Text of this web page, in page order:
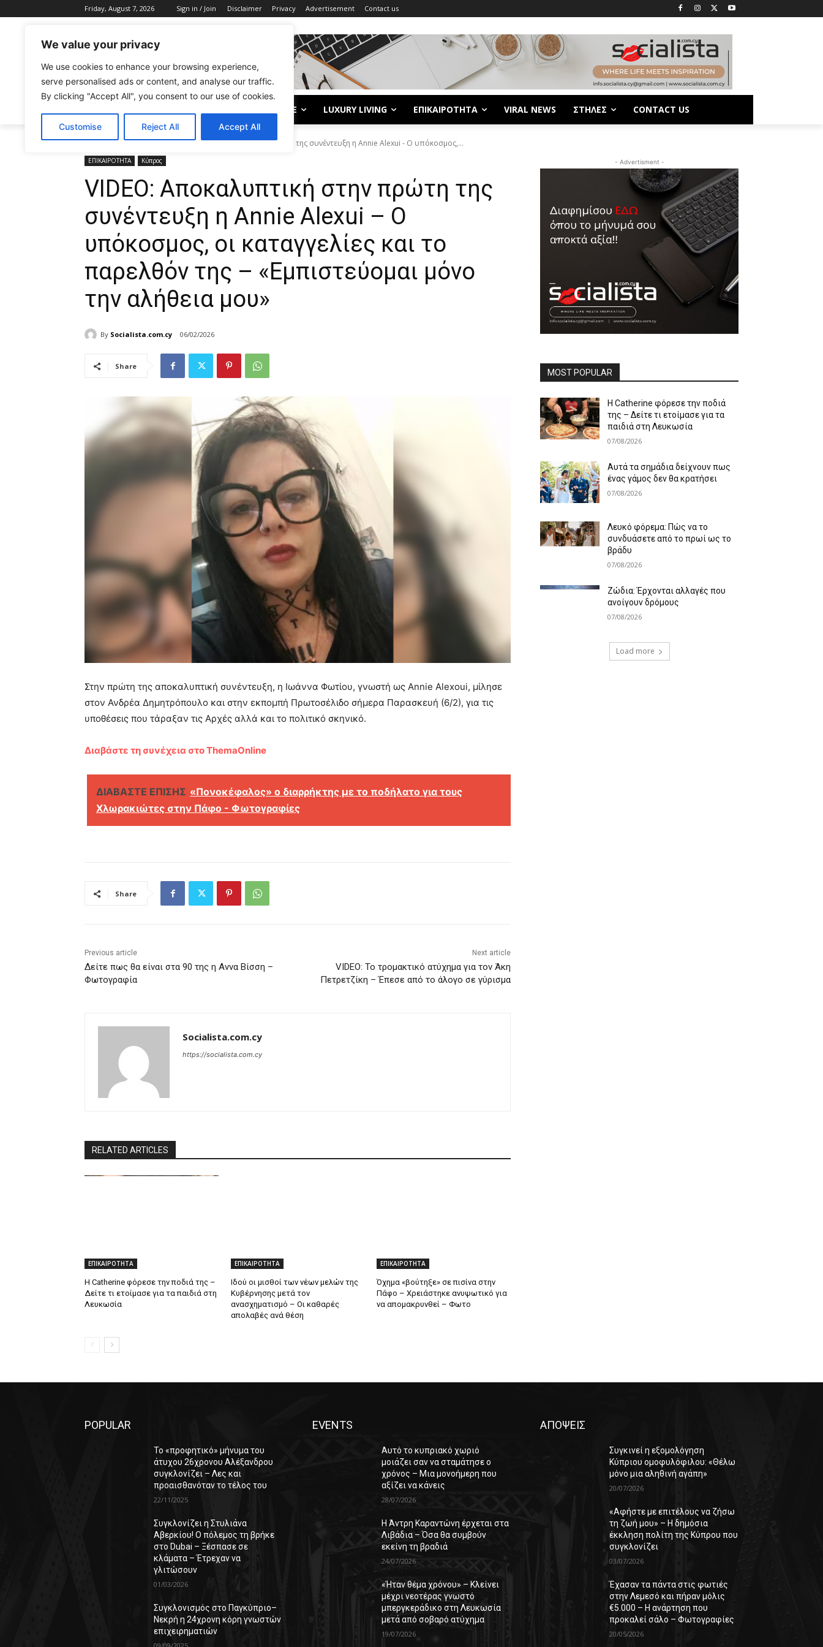
We value your privacy
We use cookies to enhance your browsing experience,
serve personalised ads or content, and analyse our traffic.
By clicking "Accept All", you consent to our use of cookies.
Customise Reject All Accept All
Friday, August 7, 2026 Sign in / Join Disclaimer Privacy Advertisement Contact us
LIFE LUXURY LIVING ΕΠΙΚΑΙΡΟΤΗΤΑ VIRAL NEWS ΣΤΗΛΕΣ CONTACT US
Home ΕΠΙΚΑΙΡΟΤΗΤΑ VIDEO: Αποκαλυπτική στην πρώτη της συνέντευξη η Annie Alexui - O υπόκοσμος,...
ΕΠΙΚΑΙΡΟΤΗΤΑ Κύπρος
VIDEO: Αποκαλυπτική στην πρώτη της
συνέντευξη η Annie Alexui – O
υπόκοσμος, οι καταγγελίες και το
παρελθόν της – «Εμπιστεύομαι μόνο
την αλήθεια μου»
By Socialista.com.cy 06/02/2026
Share
Στην πρώτη της αποκαλυπτική συνέντευξη, η Ιωάννα Φωτίου, γνωστή ως Annie Alexoui, μίλησε
στον Ανδρέα Δημητρόπουλο και στην εκπομπή Πρωτοσέλιδο σήμερα Παρασκευή (6/2), για τις
υποθέσεις που τάραξαν τις Αρχές αλλά και το πολιτικό σκηνικό.
Διαβάστε τη συνέχεια στο ThemaOnline
ΔΙΑΒΑΣΤΕ ΕΠΙΣΗΣ «Πονοκέφαλος» ο διαρρήκτης με το ποδήλατο για τους
Χλωρακιώτες στην Πάφο - Φωτογραφίες
Share
Previous article
Δείτε πως θα είναι στα 90 της η Αννα Βίσση –
Φωτογραφία
Next article
VIDEO: Το τρομακτικό ατύχημα για τον Άκη
Πετρετζίκη – Έπεσε από το άλογο σε γύρισμα
Socialista.com.cy
https://socialista.com.cy
RELATED ARTICLES
ΕΠΙΚΑΙΡΟΤΗΤΑ
Η Catherine φόρεσε την ποδιά της –
Δείτε τι ετοίμασε για τα παιδιά στη
Λευκωσία
ΕΠΙΚΑΙΡΟΤΗΤΑ
Ιδού οι μισθοί των νέων μελών της
Κυβέρνησης μετά τον
ανασχηματισμό – Οι καθαρές
απολαβές ανά θέση
ΕΠΙΚΑΙΡΟΤΗΤΑ
Όχημα «βούτηξε» σε πισίνα στην
Πάφο – Χρειάστηκε ανυψωτικό για
να απομακρυνθεί – Φωτο
- Advertisment -
MOST POPULAR
Η Catherine φόρεσε την ποδιά
της – Δείτε τι ετοίμασε για τα
παιδιά στη Λευκωσία
07/08/2026
Αυτά τα σημάδια δείχνουν πως
ένας γάμος δεν θα κρατήσει
07/08/2026
Λευκό φόρεμα: Πώς να το
συνδυάσετε από το πρωί ως το
βράδυ
07/08/2026
Ζώδια: Έρχονται αλλαγές που
ανοίγουν δρόμους
07/08/2026
Load more
POPULAR
Το «προφητικό» μήνυμα του
άτυχου 26χρονου Αλέξανδρου
συγκλονίζει – Λες και
προαισθανόταν το τέλος του
22/11/2025
Συγκλονίζει η Στυλιάνα
Αβερκίου! Ο πόλεμος τη βρήκε
στο Dubai – Ξέσπασε σε
κλάματα – Έτρεχαν να
γλιτώσουν
01/03/2026
Συγκλονισμός στο Παγκύπριο–
Νεκρή η 24χρονη κόρη γνωστών
επιχειρηματιών
EVENTS
Αυτό το κυπριακό χωριό
μοιάζει σαν να σταμάτησε ο
χρόνος – Μια μονοήμερη που
αξίζει να κάνεις
28/07/2026
Η Άντρη Καραντώνη έρχεται στα
Λιβάδια – Όσα θα συμβούν
εκείνη τη βραδιά
24/07/2026
«Ήταν θέμα χρόνου» – Κλείνει
μέχρι νεοτέρας γνωστό
μπεργκεράδικο στη Λευκωσία
μετά από σοβαρό ατύχημα
19/07/2026
ΑΠΟΨΕΙΣ
Συγκινεί η εξομολόγηση
Κύπριου ομοφυλόφιλου: «Θέλω
μόνο μια αληθινή αγάπη»
20/07/2026
«Αφήστε με επιτέλους να ζήσω
τη ζωή μου» – Η δημόσια
έκκληση πολίτη της Κύπρου που
συγκλονίζει
03/07/2026
Έχασαν τα πάντα στις φωτιές
στην Λεμεσό και πήραν μόλις
€5.000 – Η ανάρτηση που
προκαλεί σάλο – Φωτογραφίες
20/05/2026